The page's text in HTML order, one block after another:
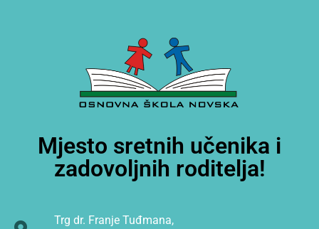
Mjesto sretnih učenika i
zadovoljnih roditelja!
Trg dr. Franje Tuđmana,